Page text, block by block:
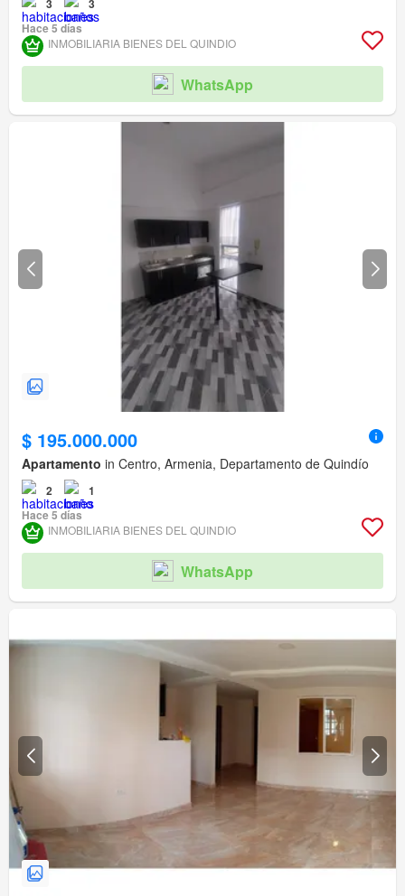
3
3
Hace 5 días
INMOBILIARIA BIENES DEL QUINDIO
WhatsApp
$ 195.000.000
Apartamento in Centro, Armenia, Departamento de Quindío
2
1
Hace 5 días
INMOBILIARIA BIENES DEL QUINDIO
WhatsApp